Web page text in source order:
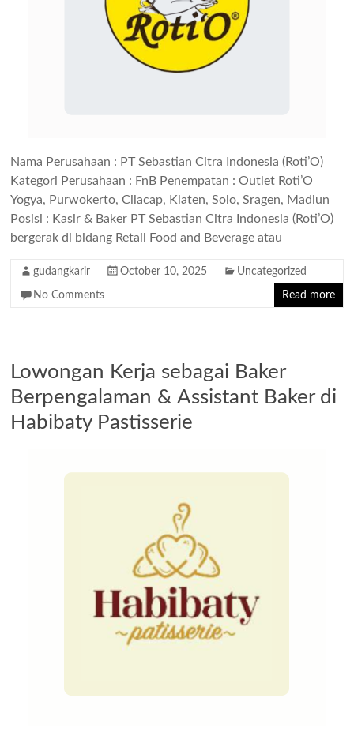
Nama Perusahaan : PT Sebastian Citra Indonesia (Roti’O)
Kategori Perusahaan : FnB Penempatan : Outlet Roti’O
Yogya, Purwokerto, Cilacap, Klaten, Solo, Sragen, Madiun
Posisi : Kasir & Baker PT Sebastian Citra Indonesia (Roti’O)
bergerak di bidang Retail Food and Beverage atau
gudangkarir October 10, 2025 Uncategorized
No Comments Read more
Lowongan Kerja sebagai Baker
Berpengalaman & Assistant Baker di
Habibaty Pastisserie